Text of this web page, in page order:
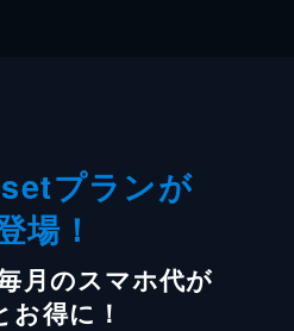
プランが
場！
月のスマホ代が
お得に！